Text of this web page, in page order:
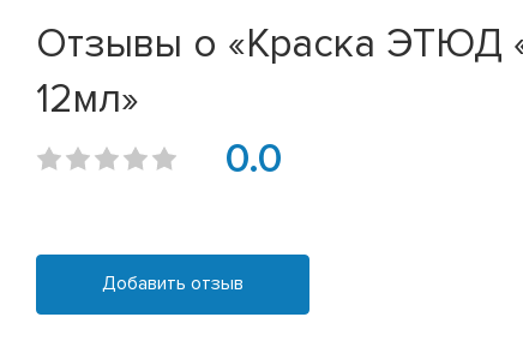
Отзывы о «Краска ЭТЮД
12мл»
0.0
Добавить отзыв